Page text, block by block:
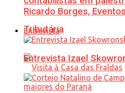
Tributária
Ricardo Borges,
Entrevista
Entrevista Izael